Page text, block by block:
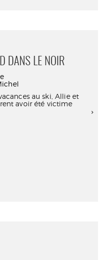
DANS LE NOIR
au ski, Allie et
avoir été victime